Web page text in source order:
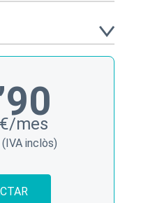
€/mes
inclòs)